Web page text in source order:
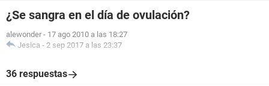
¿Se sangra en el día de ovulación?
alewonder - 17 ago 2010 a las 18:27
Jesica - 2 sep 2017 a las 23:37
36 respuestas